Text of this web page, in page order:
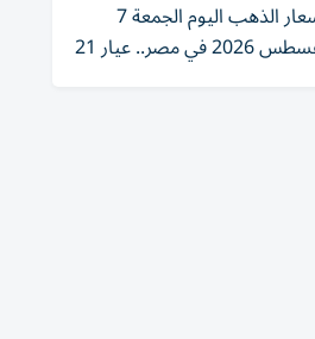
أسعار الذهب اليوم الجمعة 7
أغسطس 2026 في مصر.. عيار 21